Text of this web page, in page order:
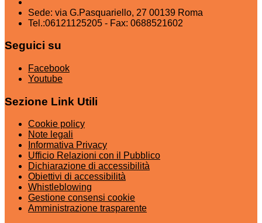
Sede: via G.Pasquariello, 27 00139 Roma
Tel.:06121125205 - Fax: 0688521602
Seguici su
Facebook
Youtube
Sezione Link Utili
Cookie policy
Note legali
Informativa Privacy
Ufficio Relazioni con il Pubblico
Dichiarazione di accessibilità
Obiettivi di accessibilità
Whistleblowing
Gestione consensi cookie
Amministrazione trasparente